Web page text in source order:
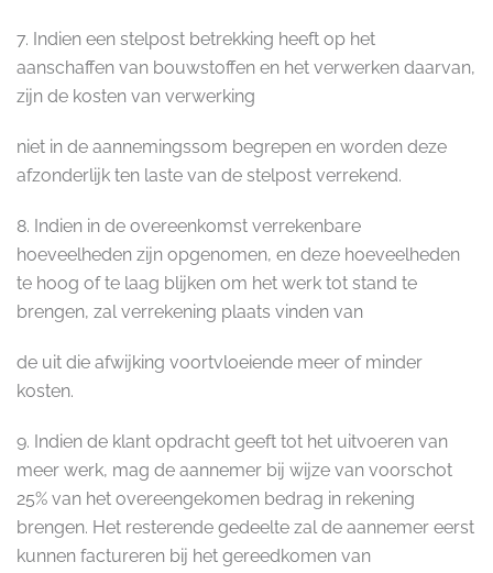
7. Indien een stelpost betrekking heeft op het
aanschaffen van bouwstoffen en het verwerken daarvan,
zijn de kosten van verwerking
niet in de aannemingssom begrepen en worden deze
afzonderlijk ten laste van de stelpost verrekend.
8. Indien in de overeenkomst verrekenbare
hoeveelheden zijn opgenomen, en deze hoeveelheden
te hoog of te laag blijken om het werk tot stand te
brengen, zal verrekening plaats vinden van
de uit die afwijking voortvloeiende meer of minder
kosten.
9. Indien de klant opdracht geeft tot het uitvoeren van
meer werk, mag de aannemer bij wijze van voorschot
25% van het overeengekomen bedrag in rekening
brengen. Het resterende gedeelte zal de aannemer eerst
kunnen factureren bij het gereedkomen van